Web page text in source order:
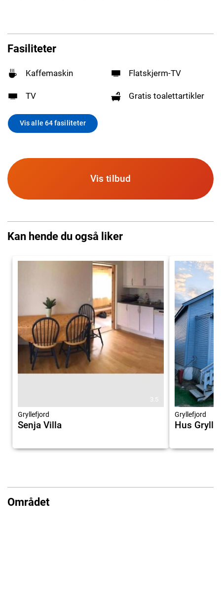
Fasiliteter
Kaffemaskin Flatskjerm-TV
TV Gratis toalettartikler
Vis alle 64 fasiliteter
Vis tilbud
Kan hende du også liker
3.5
Gryllefjord
Senja Villa
Gryllefjord
Hus
Området